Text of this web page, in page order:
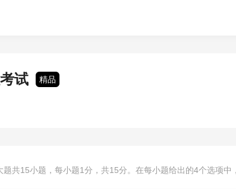
试 精品
题共15小题，每小题1分，共15分。在每小题给出的4个选项中